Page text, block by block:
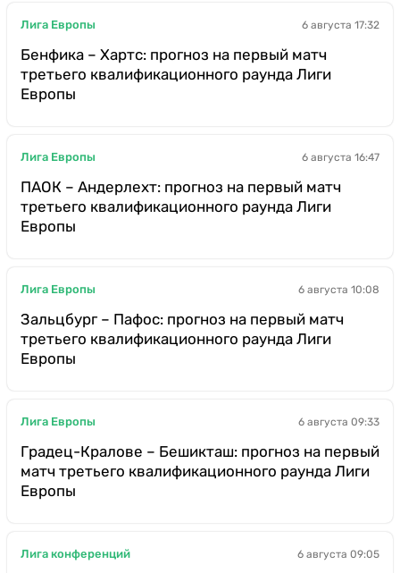
Лига Европы 6 августа 17:32
Бенфика – Хартс: прогноз на первый матч
третьего квалификационного раунда Лиги
Европы
Лига Европы 6 августа 16:47
ПАОК – Андерлехт: прогноз на первый матч
третьего квалификационного раунда Лиги
Европы
Лига Европы 6 августа 10:08
Зальцбург – Пафос: прогноз на первый матч
третьего квалификационного раунда Лиги
Европы
Лига Европы 6 августа 09:33
Градец-Кралове – Бешикташ: прогноз на первый
матч третьего квалификационного раунда Лиги
Европы
Лига конференций 6 августа 09:05